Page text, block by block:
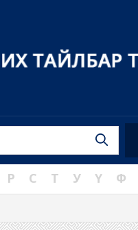
Р С Т У Ү Ф